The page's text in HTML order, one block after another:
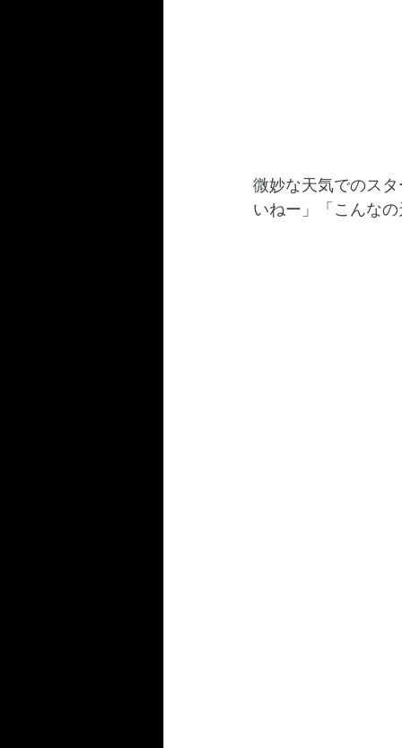
微妙な天気でのス
いねー」「こんな